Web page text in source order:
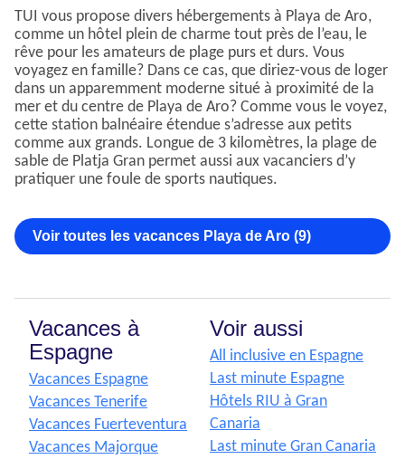
TUI vous propose divers hébergements à Playa de Aro,
comme un hôtel plein de charme tout près de l’eau, le
rêve pour les amateurs de plage purs et durs. Vous
voyagez en famille? Dans ce cas, que diriez-vous de loger
dans un apparemment moderne situé à proximité de la
mer et du centre de Playa de Aro? Comme vous le voyez,
cette station balnéaire étendue s’adresse aux petits
comme aux grands. Longue de 3 kilomètres, la plage de
sable de Platja Gran permet aussi aux vacanciers d’y
pratiquer une foule de sports nautiques.
Voir toutes les vacances Playa de Aro (9)
Vacances à
Espagne
Vacances Espagne
Vacances Tenerife
Vacances Fuerteventura
Vacances Majorque
Voir aussi
All inclusive en Espagne
Last minute Espagne
Hôtels RIU à Gran
Canaria
Last minute Gran Canaria